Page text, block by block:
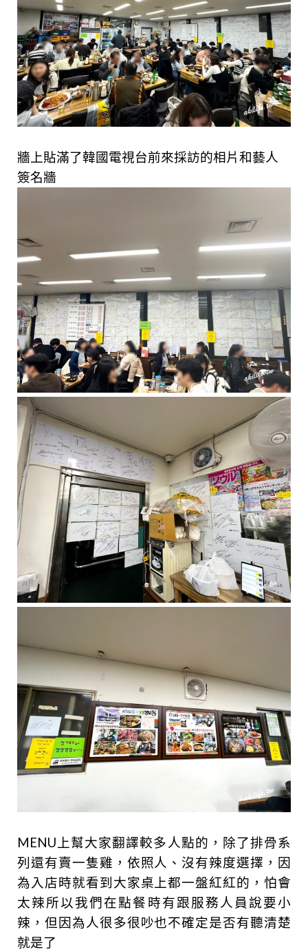
牆上貼滿了韓國電視台前來採訪的相片和藝人
簽名牆
MENU上幫大家翻譯較多人點的，除了排骨系
列還有賣一隻雞，依照人、沒有辣度選擇，因
為入店時就看到大家桌上都一盤紅紅的，怕會
太辣所以我們在點餐時有跟服務人員說要小
辣，但因為人很多很吵也不確定是否有聽清楚
就是了